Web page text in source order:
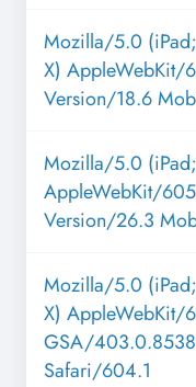
Mozilla/5.0
X) AppleWebKit/
Version/18.6
Mozilla/5.0
AppleWebKit/
Version/26.3
Mozilla/5.0
X) AppleWebKit/
GSA/
Safari/604.1